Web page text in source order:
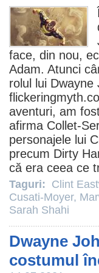
face, din nou,
Adam. Atunci
rolul lui
aventuri, am
afirma Collet-
personajele lui
precum Dirty
că era ceea ce
Taguri: Clint
Cusati-Moyer,
Sarah Shahi
Dwayne
costumul